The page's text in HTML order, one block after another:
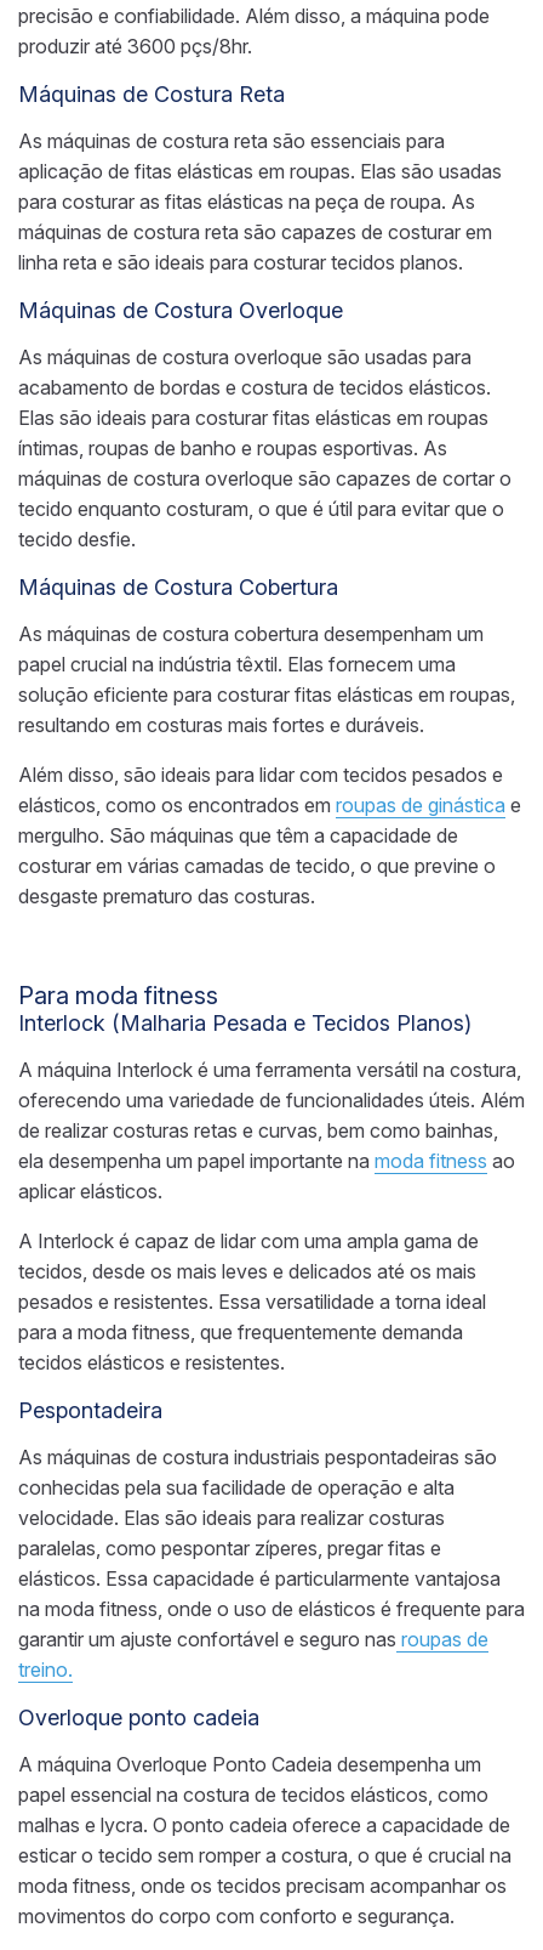
precisão e confiabilidade. Além disso, a máquina pode
produzir até 3600 pçs/8hr.
Máquinas de Costura Reta
As máquinas de costura reta são essenciais para
aplicação de fitas elásticas em roupas. Elas são usadas
para costurar as fitas elásticas na peça de roupa. As
máquinas de costura reta são capazes de costurar em
linha reta e são ideais para costurar tecidos planos.
Máquinas de Costura Overloque
As máquinas de costura overloque são usadas para
acabamento de bordas e costura de tecidos elásticos.
Elas são ideais para costurar fitas elásticas em roupas
íntimas, roupas de banho e roupas esportivas. As
máquinas de costura overloque são capazes de cortar o
tecido enquanto costuram, o que é útil para evitar que o
tecido desfie.
Máquinas de Costura Cobertura
As máquinas de costura cobertura desempenham um
papel crucial na indústria têxtil. Elas fornecem uma
solução eficiente para costurar fitas elásticas em roupas,
resultando em costuras mais fortes e duráveis.
Além disso, são ideais para lidar com tecidos pesados e
elásticos, como os encontrados em roupas de ginástica e
mergulho. São máquinas que têm a capacidade de
costurar em várias camadas de tecido, o que previne o
desgaste prematuro das costuras.
Para moda fitness
Interlock (Malharia Pesada e Tecidos Planos)
A máquina Interlock é uma ferramenta versátil na costura,
oferecendo uma variedade de funcionalidades úteis. Além
de realizar costuras retas e curvas, bem como bainhas,
ela desempenha um papel importante na moda fitness ao
aplicar elásticos.
A Interlock é capaz de lidar com uma ampla gama de
tecidos, desde os mais leves e delicados até os mais
pesados e resistentes. Essa versatilidade a torna ideal
para a moda fitness, que frequentemente demanda
tecidos elásticos e resistentes.
Pespontadeira
As máquinas de costura industriais pespontadeiras são
conhecidas pela sua facilidade de operação e alta
velocidade. Elas são ideais para realizar costuras
paralelas, como pespontar zíperes, pregar fitas e
elásticos. Essa capacidade é particularmente vantajosa
na moda fitness, onde o uso de elásticos é frequente para
garantir um ajuste confortável e seguro nas roupas de
treino.
Overloque ponto cadeia
A máquina Overloque Ponto Cadeia desempenha um
papel essencial na costura de tecidos elásticos, como
malhas e lycra. O ponto cadeia oferece a capacidade de
esticar o tecido sem romper a costura, o que é crucial na
moda fitness, onde os tecidos precisam acompanhar os
movimentos do corpo com conforto e segurança.